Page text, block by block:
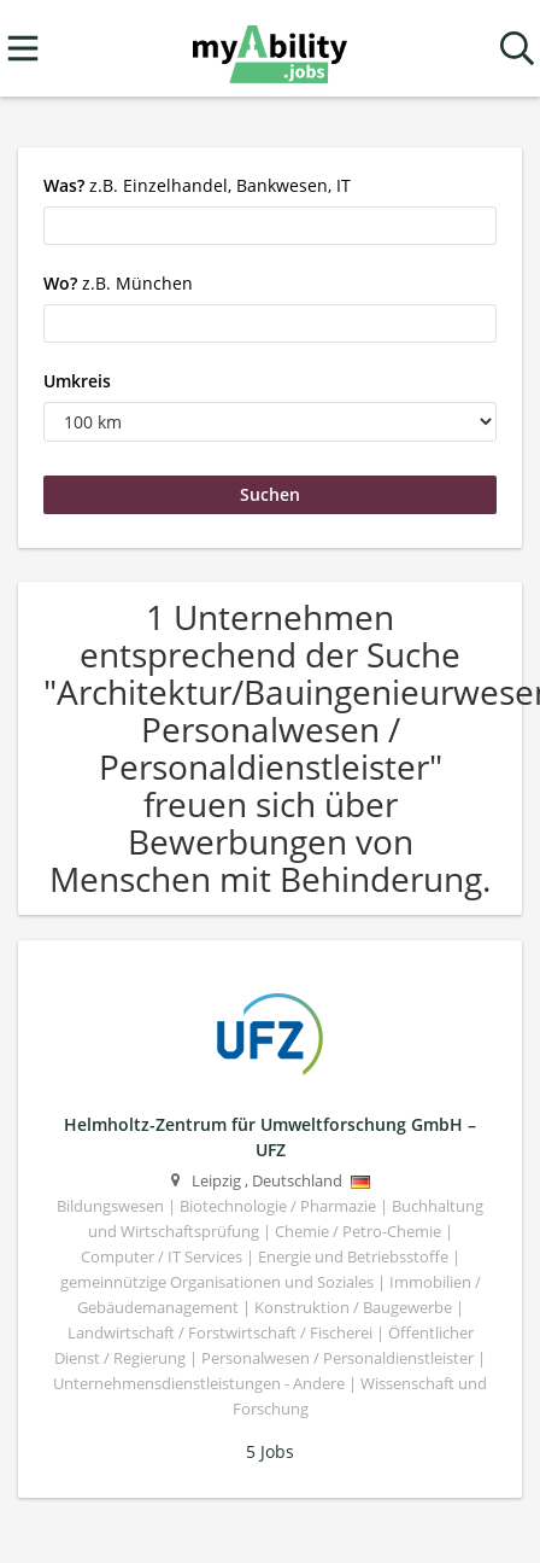
Was? z.B. Einzelhandel, Bankwesen, IT
Wo? z.B. München
Umkreis
1 Unternehmen
entsprechend der Suche
"Architektur/
Personalwesen /
Personaldienstleister"
freuen sich über
Bewerbungen von
Menschen mit Behinderung.
Helmholtz-Zentrum für Umweltforschung GmbH –
UFZ
Leipzig, Deutschland
Bildungswesen | Biotechnologie / Pharmazie | Buchhaltung
und Wirtschaftsprüfung | Chemie / Petro-Chemie |
Computer / IT Services | Energie und Betriebsstoffe |
gemeinnützige Organisationen und Soziales | Immobilien /
Gebäudemanagement | Konstruktion / Baugewerbe |
Landwirtschaft / Forstwirtschaft / Fischerei | Öffentlicher
Dienst / Regierung | Personalwesen / Personaldienstleister |
Unternehmensdienstleistungen - Andere | Wissenschaft und
Forschung
5 Jobs